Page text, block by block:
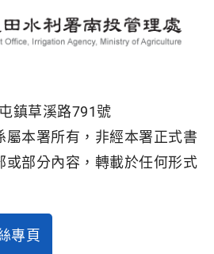
鎮草溪路791號
屬本署所有，非經本署正式書
或部分內容，轉載於任何形式
專頁